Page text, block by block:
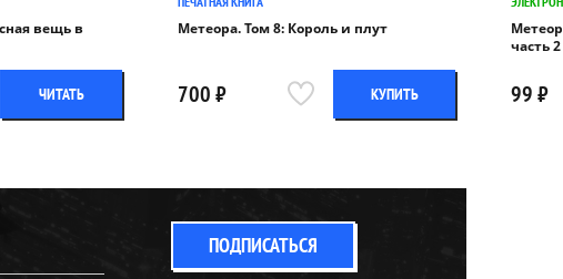
вещь в
ЧИТАТЬ
Метеора. Том 8: Король и плут
700 ₽ КУПИТЬ
часть 2
99 ₽
ПОДПИСАТЬСЯ